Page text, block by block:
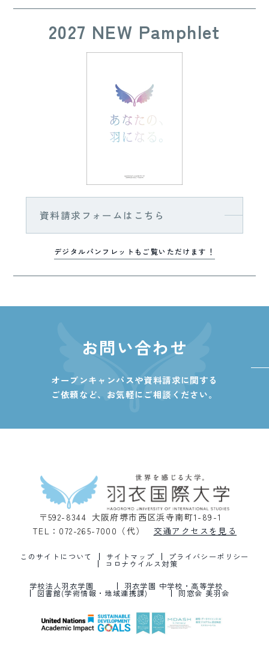
2027 NEW Pamphlet
資料請求フォームはこちら
デジタルパンフレットもご覧いただけます！
お問い合わせ
オープンキャンパスや資料請求に関する
ご依頼など、 お気軽にご相談ください。
〒592-8344 大阪府堺市西区浜寺南町1-89-1
TEL：072-265-7000（代）
交通アクセスを見る
このサイトについて サイトマップ プライバシーポリシー
コロナウイルス対策
学校法人羽衣学園 羽衣学園 中学校・高等学校
図書館(学術情報・地域連携課) 同窓会 美羽会